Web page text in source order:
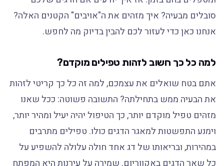
סובלים מבעיה? איך מזהים את ה"אויבים" הקטנים האלה?
אנחנו כאן כדי לעזור לכם להבין בדיוק מה לחפש.
למה כל כך חשוב לזהות טפילים מוקדם?
אתם בטח שואלים את עצמכם, למה זה כל כך קריטי לזהות
את הבעיה ממש בתחילתה? התשובה פשוטה: ככל שאנו
מזהים טפיל מוקדם יותר, כך הטיפול יהיה יעיל ומהיר יותר,
וימנע התפשטות למאגר הדגים כולו. טפילים מתרבים
במהירות, ובריאותו של דג אחד חולה עלולה להשפיע על
כל שאר הדגים באקווריום. שמירה על עירנות היא המפתח